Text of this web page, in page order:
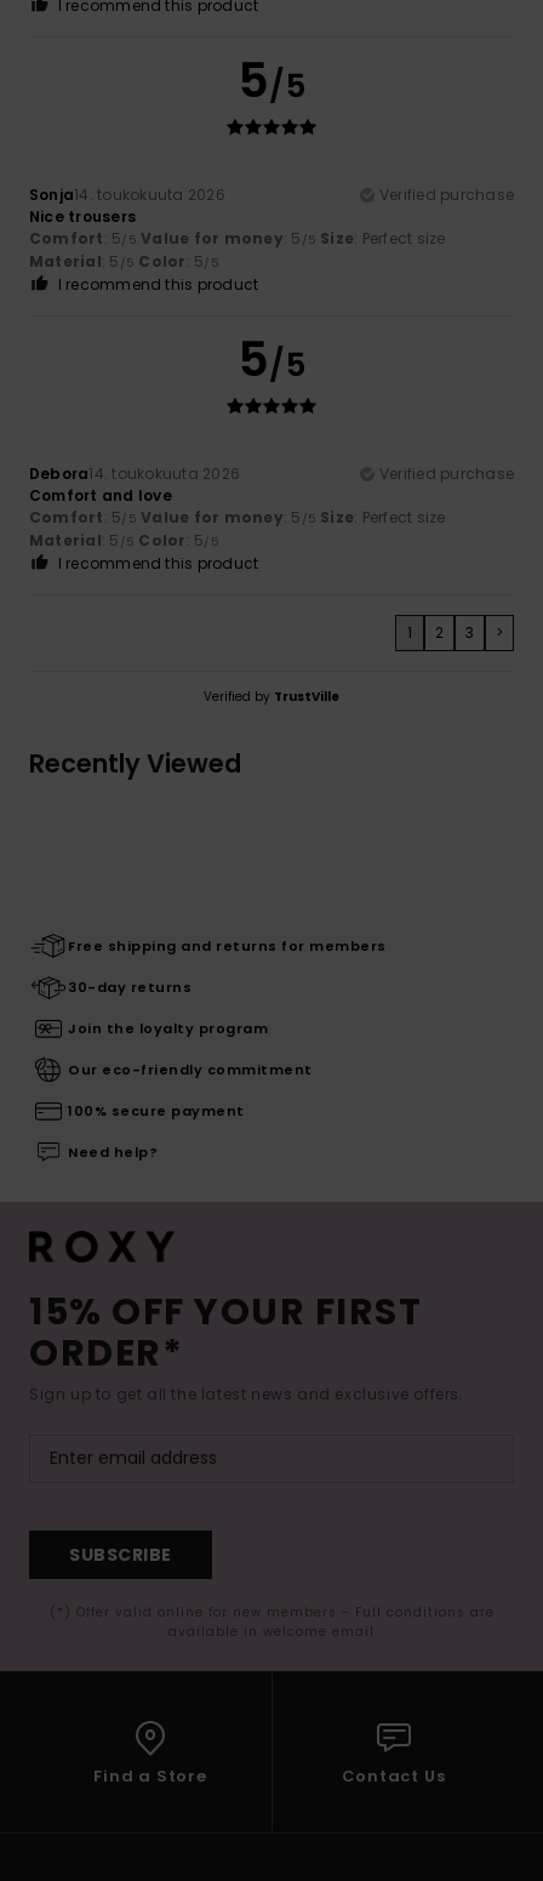
I recommend this product
5/5
Sonja14. toukokuuta 2026
Verified purchase
Nice trousers
Comfort: 5/5 Value for money: 5 /5 Size: Perfect size
Material: 5 /5 Color: 5/5
I recommend this product
5/5
Debora14. toukokuuta 2026
Verified purchase
Comfort and love
Comfort: 5/5 Value for money: 5 /5 Size: Perfect size
Material: 5 /5 Color: 5/5
I recommend this product
1 2 3 >
Verified by TrustVille
Recently Viewed
Free shipping and returns for members
30-day returns
Join the loyalty program
Our eco-friendly commitment
100% secure payment
Need help?
15% OFF YOUR FIRST
ORDER*
Sign up to get all the latest news and exclusive offers.
SUBSCRIBE
(*) Offer valid online for new members - Full conditions are
available in welcome email
Find a Store Contact Us